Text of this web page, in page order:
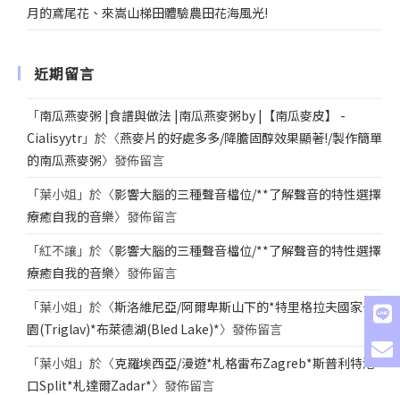
月的鳶尾花、來嵩山梯田體驗農田花海風光!
近期留言
「南瓜燕麥粥 |食譜與做法 |南瓜燕麥粥by |【南瓜麥皮】 -
Cialisyytr 」於〈燕麥片的好處多多/降膽固醇效果顯著!/製作簡單
的南瓜燕麥粥〉發佈留言
「葉小姐 」於〈影響大腦的三種聲音檔位/**了解聲音的特性選擇
療癒自我的音樂〉發佈留言
「紅不讓 」於〈影響大腦的三種聲音檔位/**了解聲音的特性選擇
療癒自我的音樂〉發佈留言
「葉小姐 」於〈斯洛維尼亞/阿爾卑斯山下的*特里格拉夫國家公
園(Triglav)*布萊德湖(Bled Lake)*〉發佈留言
「葉小姐 」於〈克羅埃西亞/漫遊*札格雷布Zagreb*斯普利特港
口Split*札達爾Zadar*〉發佈留言